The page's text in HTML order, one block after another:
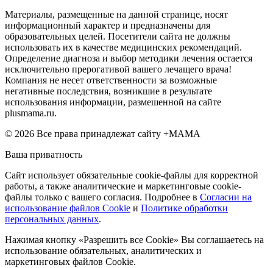
Материалы, размещенные на данной странице, носят
информационный характер и предназначены для
образовательных целей. Посетители сайта не должны
использовать их в качестве медицинских рекомендаций.
Определение диагноза и выбор методики лечения остается
исключительно прерогативой вашего лечащего врача!
Компания не несет ответственности за возможные
негативные последствия, возникшие в результате
использования информации, размешенной на сайте
plusmama.ru.
© 2026 Все права принадлежат сайту +МАМА
Ваша приватность
Сайт использует обязательные cookie-файлы для корректной
работы, а также аналитические и маркетинговые cookie-
файлы только с вашего согласия. Подробнее в Согласии на
использование файлов Cookie и Политике обработки
персональных данных.
Нажимая кнопку «Разрешить все Cookie» Вы соглашаетесь на
использование обязательных, аналитических и
маркетинговых файлов Cookie.